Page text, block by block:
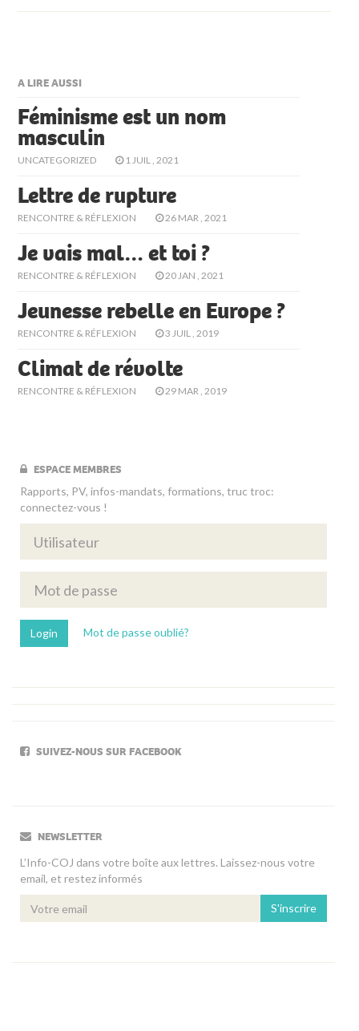
A LIRE AUSSI
Féminisme est un nom
masculin
UNCATEGORIZED 1 JUIL , 2021
Lettre de rupture
RENCONTRE & RÉFLEXION 26 MAR , 2021
Je vais mal… et toi ?
RENCONTRE & RÉFLEXION 20 JAN , 2021
Jeunesse rebelle en Europe ?
RENCONTRE & RÉFLEXION 3 JUIL , 2019
Climat de révolte
RENCONTRE & RÉFLEXION 29 MAR , 2019
ESPACE MEMBRES
Rapports, PV, infos-mandats, formations, truc troc:
connectez-vous !
Mot de passe oublié?
SUIVEZ-NOUS SUR FACEBOOK
NEWSLETTER
L’Info-COJ dans votre boîte aux lettres. Laissez-nous votre
email, et restez informés
S'inscrire